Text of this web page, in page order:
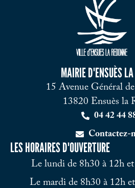
MAIRIE D'ENSUÈS
15 Avenue Général
13820 Ensuès la
04 42 44
Contactez-
LES HORAIRES D'OUVERTURE
Le lundi de 8h30 à 12h
Le mardi de 8h30 à 12h